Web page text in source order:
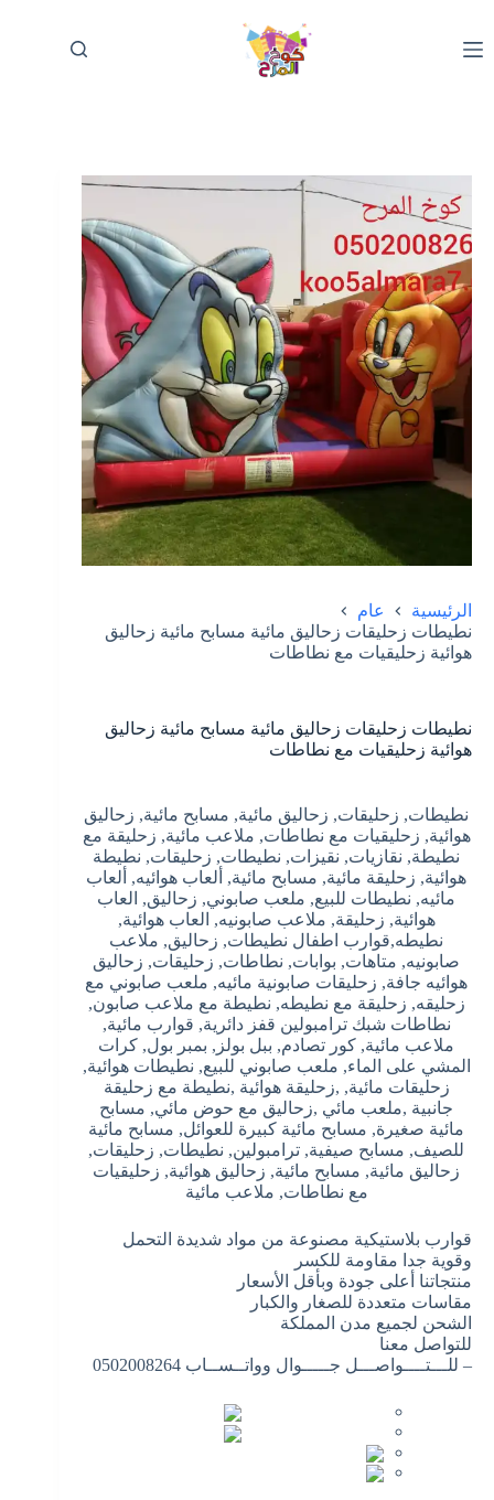
المحتوى
الرئيسية
عام
نطيطات زحليقات زحاليق مائية مسابح مائية زحاليق
هوائية زحليقيات مع نطاطات
نطيطات زحليقات زحاليق مائية مسابح مائية زحاليق
هوائية زحليقيات مع نطاطات
نطيطات, زحليقات, زحاليق مائية, مسابح مائية, زحاليق
هوائية, زحليقيات مع نطاطات, ملاعب مائية, زحليقة مع
نطيطة, نقازيات, نقيزات, نطيطات, زحليقات, نطيطة
هوائية, زحليقة مائية, مسابح مائية, ألعاب هوائيه, ألعاب
مائيه, نطيطات للبيع, ملعب صابوني, زحاليق, العاب
هوائية, زحليقة, ملاعب صابونيه, العاب هوائية,
نطيطه,قوارب اطفال نطيطات, زحاليق, ملاعب
صابونيه, متاهات, بوابات, نطاطات, زحليقات, زحاليق
هوائيه جافة, زحليقات صابونية مائيه, ملعب صابوني مع
زحليقه, زحليقة مع نطيطه, نطيطة مع ملاعب صابون,
نطاطات شبك ترامبولين قفز دائرية, قوارب مائية,
ملاعب مائية, كور تصادم, ببل بولز, بمبر بول, كرات
المشي على الماء, ملعب صابوني للبيع, نطيطات هوائية,
زحليقات مائية, ,زحليقة هوائية ,نطيطة مع زحليقة
جانبية ,ملعب مائي ,زحاليق مع حوض مائي, مسابح
مائية صغيرة, مسابح مائية كبيرة للعوائل, مسابح مائية
للصيف, مسابح صيفية, ترامبولين, نطيطات, زحليقات,
زحاليق مائية, مسابح مائية, زحاليق هوائية, زحليقيات
مع نطاطات, ملاعب مائية
قوارب بلاستيكية مصنوعة من مواد شديدة التحمل
وقوية جدا مقاومة للكسر
منتجاتنا أعلى جودة وبأقل الأسعار
مقاسات متعددة للصغار والكبار
الشحن لجميع مدن المملكة
للتواصل معنا
– للـــتــــواصـــل جـــــوال وواتــســاب 0502008264